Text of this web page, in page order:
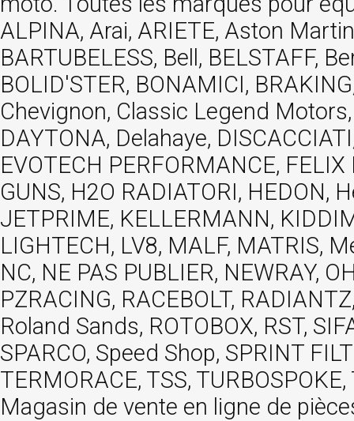
ALPINA, Arai, ARIETE, Aston
BARTUBELESS, Bell, BELSTAFF,
BOLID'STER, BONAMICI,
Chevignon, Classic Legend
DAYTONA, Delahaye,
EVOTECH PERFORMANCE,
GUNS, H2O RADIATORI, HEDON,
JETPRIME, KELLERMANN,
LIGHTECH, LV8, MALF, MATRIS,
NC, NE PAS PUBLIER, NEWRAY,
PZRACING, RACEBOLT,
Roland Sands, ROTOBOX, RST,
SPARCO, Speed Shop, SPRINT
TERMORACE, TSS,
Magasin de vente en ligne de